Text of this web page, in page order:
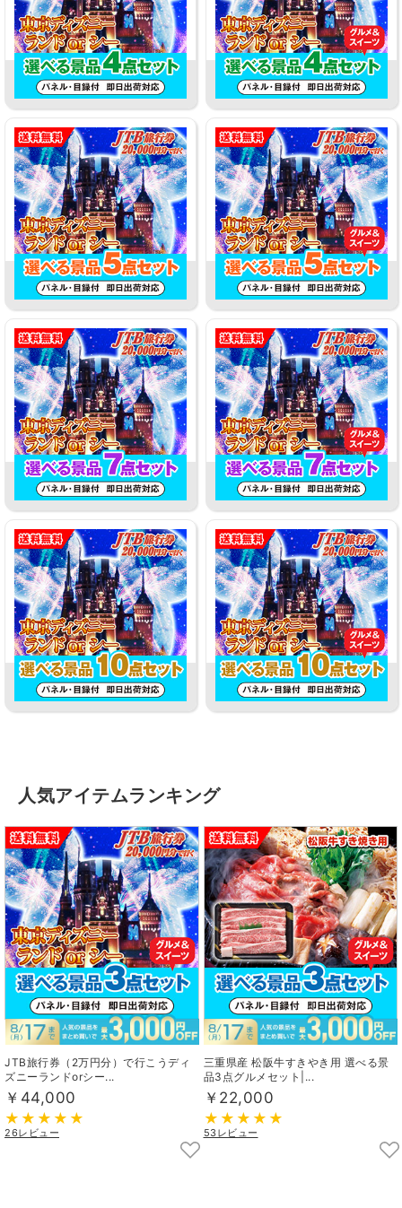
人気アイテムランキング
JTB旅行券（2万円分）で行こうディ
ズニーランドorシー...
￥44,000
26レビュー
三重県産 松阪牛すきやき用 選べる景
品3点グルメセット|...
￥22,000
53レビュー